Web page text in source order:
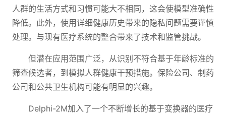
人群的生活方式和习惯可能大不相同，这会使模型准确性
降低。此外，使用详细健康历史带来的隐私问题需要谨慎
处理。与现有医疗系统的整合带来了技术和监管挑战。
但潜在应用范围广泛，从识别不符合基于年龄标准的
筛查候选者，到模拟人群健康干预措施。保险公司、制药
公司和公共卫生机构可能有明显的兴趣。
Delphi-2M加入了一个不断增长的基于变换器的医疗